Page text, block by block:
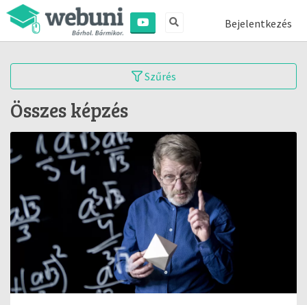
Bejelentkezés
Szűrés
Összes képzés